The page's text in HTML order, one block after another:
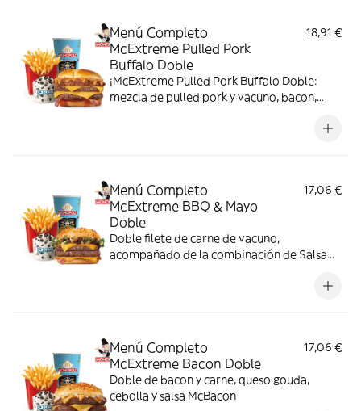
Menú Completo
McExtreme Pulled Pork
Buffalo Doble
18,91 €
¡McExtreme Pulled Pork Buffalo Doble:
mezcla de pulled pork y vacuno, bacon,
Menú Completo
McExtreme BBQ & Mayo
Doble
17,06 €
Doble filete de carne de vacuno,
acompañado de la combinación de Salsa
doble de cheddar, lechuga fresca y tiras de
Menú Completo
McExtreme Bacon Doble
17,06 €
Doble de bacon y carne, queso gouda,
cebolla y salsa McBacon